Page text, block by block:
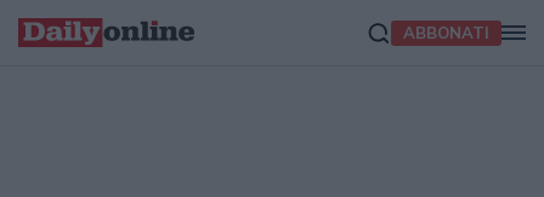
ABBONATI